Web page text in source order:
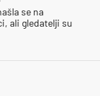
se na
ali gledatelji su